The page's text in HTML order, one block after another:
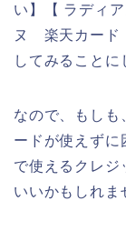
い】【 ラディ
ヌ 楽天カード
してみることに
なので、もしも
ードが使えずに
で使えるクレジ
いいかもしれま